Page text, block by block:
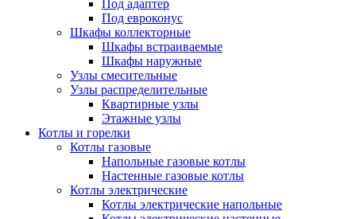
Под адаптер
Под евроконус
Шкафы коллекторные
Шкафы встраиваемые
Шкафы наружные
Узлы смесительные
Узлы распределительные
Квартирные узлы
Этажные узлы
Котлы и горелки
Котлы газовые
Напольные газовые котлы
Настенные газовые котлы
Котлы электрические
Котлы электрические напольные